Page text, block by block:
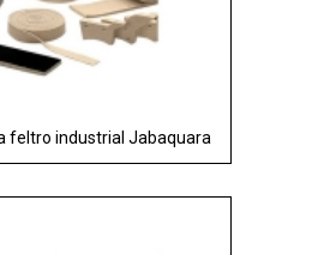
feltro industrial Jabaquara